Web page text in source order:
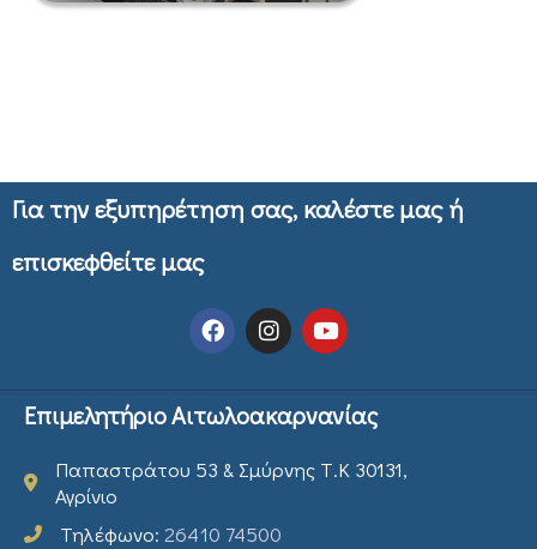
Για την εξυπηρέτηση σας, καλέστε μας ή
επισκεφθείτε μας
Επιμελητήριο Αιτωλοακαρνανίας
Παπαστράτου 53 & Σμύρνης Τ.Κ 30131,
Αγρίνιο
Τηλέφωνο: 26410 74500